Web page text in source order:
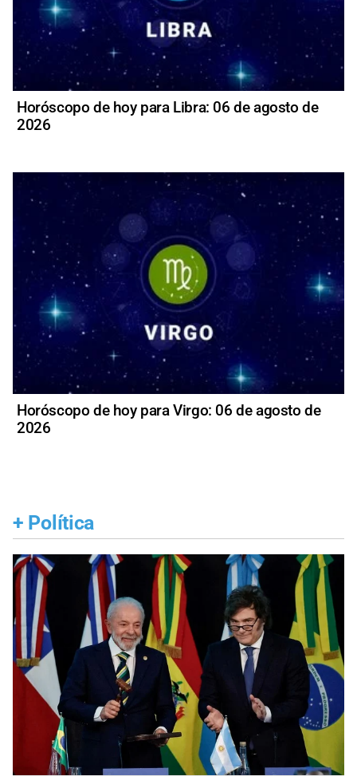
Horóscopo de hoy para Libra: 06 de agosto de
2026
Horóscopo de hoy para Virgo: 06 de agosto de
2026
+ Política